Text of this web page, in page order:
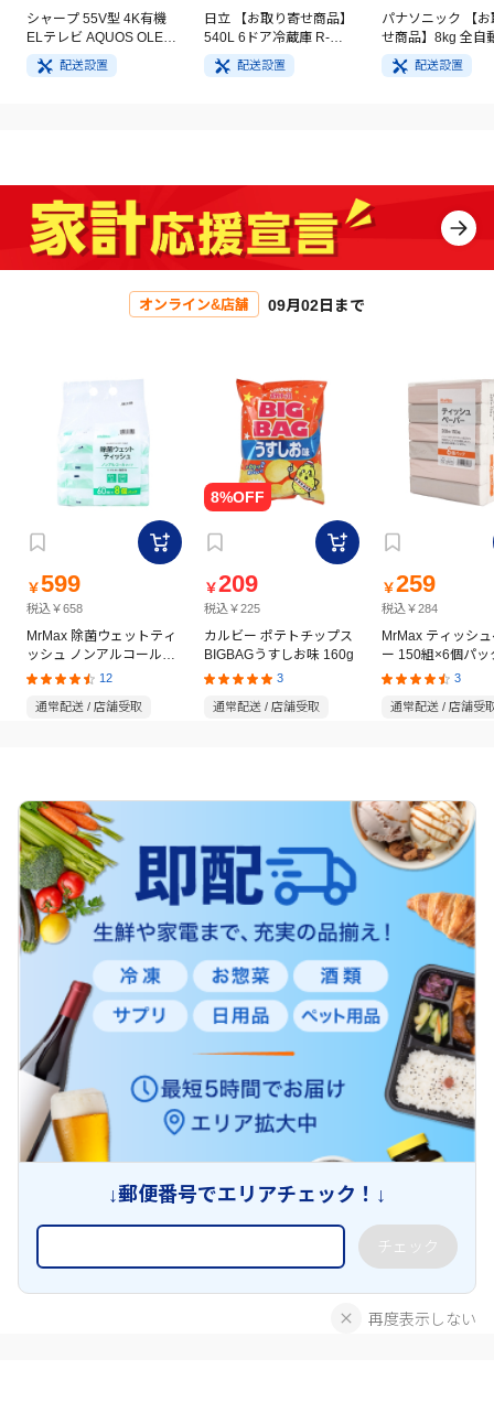
シャープ 55V型 4K有機
ELテレビ AQUOS OLED
4T-C55GQ3
配送設置
日立 【お取り寄せ商品】
540L 6ドア冷蔵庫 R-
HW54V(N) ライトゴール
ド
配送設置
パナソニック 【お
せ商品】8kg 全自
洗濯機 NA-
イト
配送設置
オンライン&店舗 09月02日まで
￥599
税込￥658
MrMax 除菌ウェットティ
ッシュ ノンアルコールタ
イプ 60枚×8個パック
12
通常配送 / 店舗受取
￥209
税込￥225
カルビー ポテトチップス
BIGBAGうすしお味 160g
3
通常配送 / 店舗受取
￥259
税込￥284
MrMax ティッシ
ー 150組×6個パッ
3
通常配送 / 店舗受
↓郵便番号でエリアチェック！↓
チェック
再度表示しない